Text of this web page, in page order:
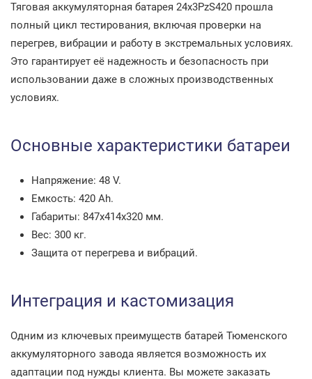
Тяговая аккумуляторная батарея 24x3PzS420 прошла
полный цикл тестирования, включая проверки на
перегрев, вибрации и работу в экстремальных условиях.
Это гарантирует её надежность и безопасность при
использовании даже в сложных производственных
условиях.
Основные характеристики батареи
Напряжение: 48 V.
Емкость: 420 Ah.
Габариты: 847x414x320 мм.
Вес: 300 кг.
Защита от перегрева и вибраций.
Интеграция и кастомизация
Одним из ключевых преимуществ батарей Тюменского
аккумуляторного завода является возможность их
адаптации под нужды клиента. Вы можете заказать